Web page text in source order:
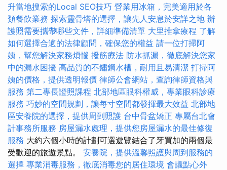
升當地搜索的Local SEO技巧 營業用冰箱，完美適用於各
類餐飲業務 探索靈骨塔的選擇，讓先人安息於安詳之地 辦
護照需要攜帶哪些文件，詳細準備清單 大里推拿療程 了解
如何選擇合適的法律顧問，確保您的權益 請一位打掃阿
姨，幫您解決家務煩惱 撥筋療法 防水抓漏，徹底解決您家
中的漏水困擾 高品質的不鏽鋼水槽，耐用且易清潔 打掃阿
姨的價格，提供透明報價 律師公會網站，查詢律師資格與
服務 第二專長證照課程 北部地區眼科權威，專業眼科診療
服務 巧妙的空間規劃，讓每寸空間都發揮最大效益 北部地
區安養院的選擇，提供周到照護 台中骨盆矯正 專屬台北會
計事務所服務 房屋漏水處理，提供您房屋漏水的最佳修復
服務 大約六個小時的計劃可選遊覽結合了牙買加的兩個最
受歡迎的旅遊景點。 安養院，提供溫馨照護與周到服務的
選擇 專業消毒服務，徹底消毒您的居住環境 會議點心外